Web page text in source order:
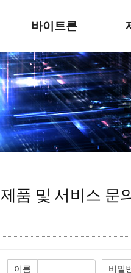
바이트론
제품 및 서비스 문의
이름 비밀